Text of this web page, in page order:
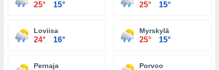
25° 15° 25° 15°
Loviisa
24° 16°
Myrskylä
25° 15°
Pernaja Porvoo